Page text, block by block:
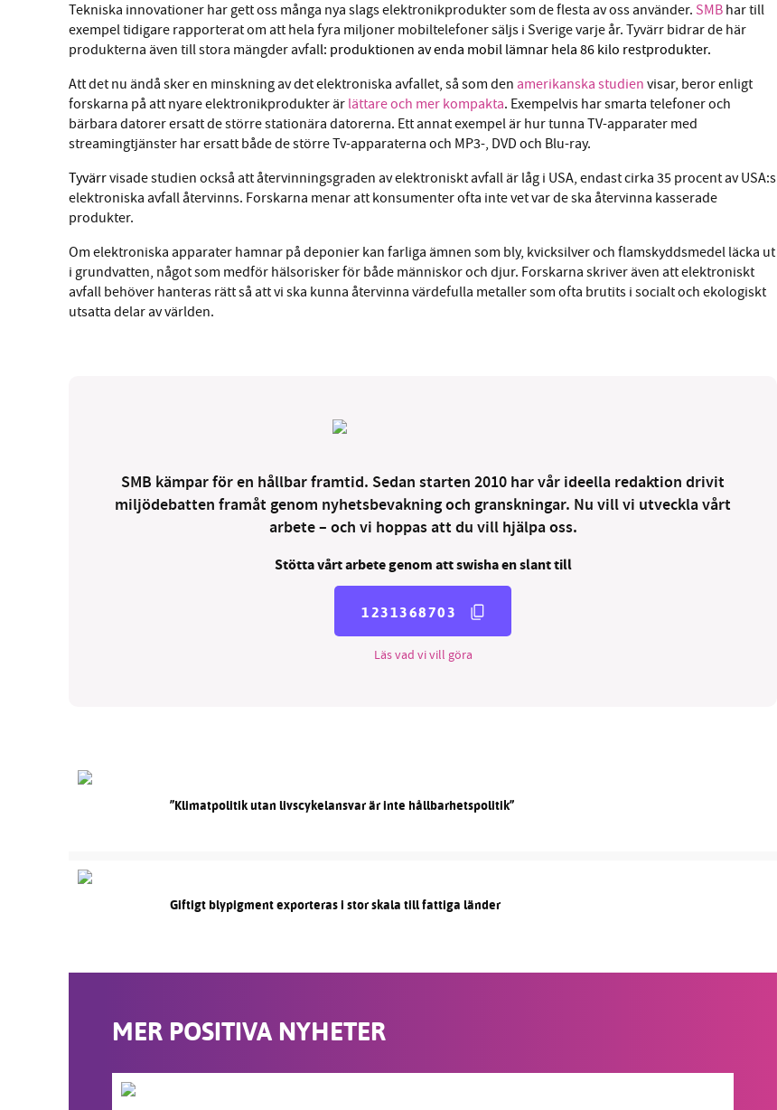
Tekniska innovationer har gett oss många nya slags elektronikprodukter som de flesta av oss använder. SMB har till
exempel tidigare rapporterat om att hela fyra miljoner mobiltelefoner säljs i Sverige varje år. Tyvärr bidrar de här
produkterna även till stora mängder avfall: produktionen av enda mobil lämnar hela 86 kilo restprodukter.
Att det nu ändå sker en minskning av det elektroniska avfallet, så som den amerikanska studien visar, beror enligt
forskarna på att nyare elektronikprodukter är lättare och mer kompakta. Exempelvis har smarta telefoner och
bärbara datorer ersatt de större stationära datorerna. Ett annat exempel är hur tunna TV-apparater med
streamingtjänster har ersatt både de större Tv-apparaterna och MP3-, DVD och Blu-ray.
Tyvärrvisade studien också att återvinningsgraden av elektroniskt avfall är låg i USA, endast cirka 35 procent av USA:s
elektroniska avfall återvinns. Forskarna menar att konsumenter ofta inte vet var de ska återvinna kasserade
produkter.
Om elektroniska apparater hamnar på deponier kan farliga ämnen som bly, kvicksilver och flamskyddsmedel läcka ut
i grundvatten, något som medför hälsorisker för både människor och djur. Forskarna skriver även att elektroniskt
avfall behöver hanteras rätt så att vi ska kunna återvinna värdefulla metaller som ofta brutits i socialt och ekologiskt
utsatta delar av världen.
SMB kämpar för en hållbar framtid. Sedan starten 2010 har vår ideella redaktion drivit
miljödebatten framåt genom nyhetsbevakning och granskningar. Nu vill vi utveckla vårt
arbete – och vi hoppas att du vill hjälpa oss.
Stötta vårt arbete genom att swisha en slant till
1231368703
Läs vad vi vill göra
”Klimatpolitik utan livscykelansvar är inte hållbarhetspolitik”
Giftigt blypigment exporteras i stor skala till fattiga länder
MER POSITIVA NYHETER